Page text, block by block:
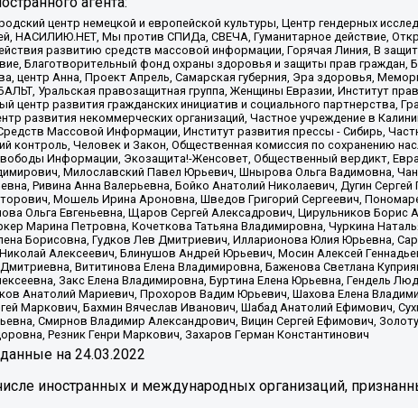
центр немецкой и европейской культуры, Центр гендерных
НАСИЛИЮ.НЕТ, Мы против СПИДа, СВЕЧА, Гуманитарное действие,
развитию средств массовой информации, Горячая Линия, В
Благотворительный фонд охраны здоровья и защиты прав
центр Анна, Проект Апрель, Самарская губерния, Эра здоровья,
Уральская правозащитная группа, Женщины Евразии, Институт
центр развития гражданских инициатив и социального партнерства,
некоммерческих организаций, Частное учреждение в
Массовой Информации, Институт развития прессы - Сибирь,
Человек и Закон, Общественная комиссия по сохранению
Информации, Экозащита!-Женсовет, Общественный вердикт,
Милославский Павел Юрьевич, Шнырова Ольга Вадимовна,
Ривина Анна Валерьевна, Бойко Анатолий Николаевич, Дугин
Мошель Ирина Ароновна, Шведов Григорий Сергеевич,
Ольга Евгеньевна, Щаров Сергей Алексадрович, Цирульников Борис
Марина Петровна, Кочеткова Татьяна Владимировна, Чуркина
Борисовна, Гудков Лев Дмитриевич, Илларионова Юлия Юрьевна,
Алексеевич, Блинушов Андрей Юрьевич, Мосин Алексей
Вититинова Елена Владимировна, Баженова Светлана
Закс Елена Владимировна, Буртина Елена Юрьевна, Гендель
Анатолий Мариевич, Прохоров Вадим Юрьевич, Шахова Елена
Маркович, Бахмин Вячеслав Иванович, Шабад Анатолий Ефимович,
Смирнов Владимир Александрович, Вицин Сергей Ефимович,
Резник Генри Маркович, Захаров Герман Константинович
данные на 24.03.2022
иностранных и международных организаций,